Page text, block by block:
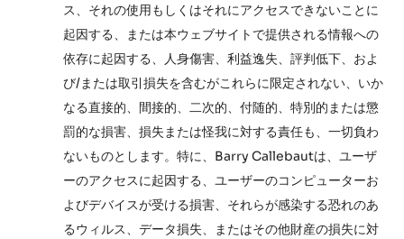
ス、それの使用もしくはそれにアクセスできないことに
起因する、または本ウェブサイトで提供される情報への
依存に起因する、人身傷害、利益逸失、評判低下、およ
び/または取引損失を含むがこれらに限定されない、いか
なる直接的、間接的、二次的、付随的、特別的または懲
罰的な損害、損失または怪我に対する責任も、一切負わ
ないものとします。特に、Barry Callebautは、ユーザ
ーのアクセスに起因する、ユーザーのコンピューターお
よびデバイスが受ける損害、それらが感染する恐れのあ
るウィルス、データ損失、またはその他財産の損失に対